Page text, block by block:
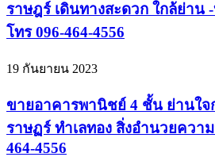
ราษฎร์ เดินทางสะดวก ใกล้ย่าน
โทร 096-464-4556
19 กันยายน 2023
ขายอาคารพานิชย์ 4 ชั้น ย่านใจ
ราษฏร์ ทำเลทอง สิ่งอำนวยควา
464-4556